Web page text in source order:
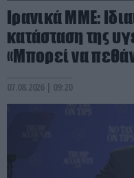
Ιρανικά ΜΜΕ:
κατάσταση της
«Μπορεί να
07.08.2026 | 09:20